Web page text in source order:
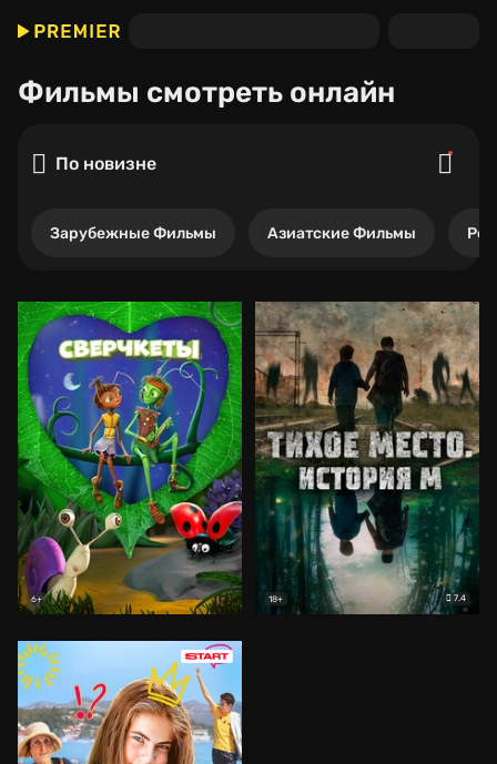
Фильмы смотреть онлайн
По новизне
Зарубежные Фильмы Азиатские Фильмы
6+ 18+ 7.4